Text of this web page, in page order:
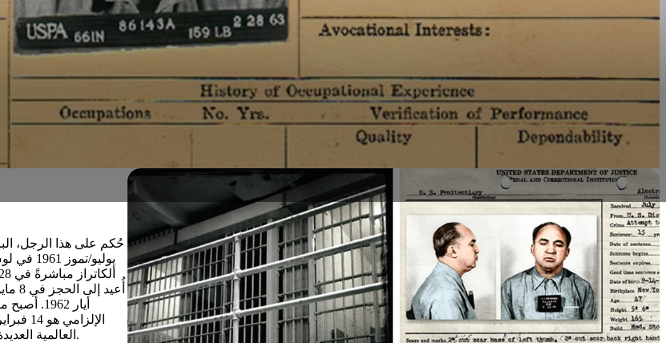
العالمية العديدة، لذا فليس من المستغرب أنها وجهة شهيرة لإقامة المناسبات المهمة في الحياة.